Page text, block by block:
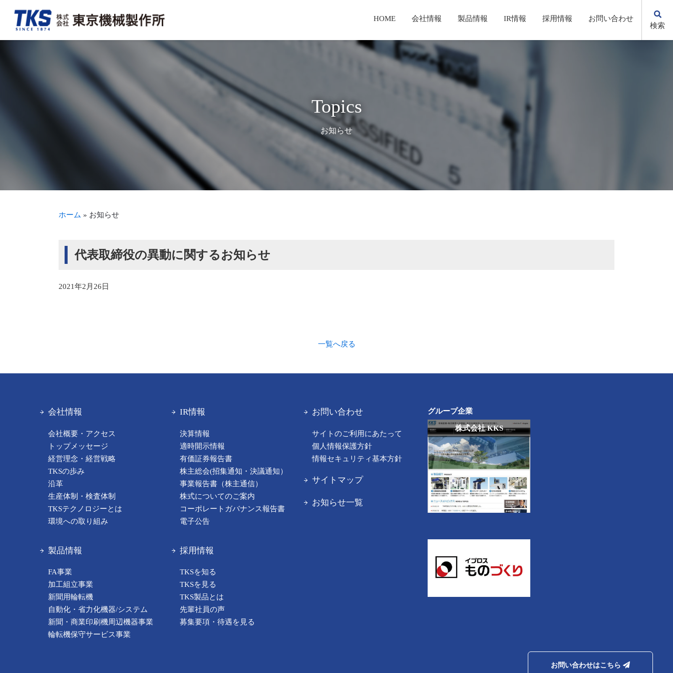
HOME 会社情報
会社概要・アクセス トップメッセージ TKSの歩み
生産体制・検査体制 環境への取り組み
製品情報
加工組立事業 自動化・省力化機器/システム
新聞・商業印刷機周辺機器事業 輪転機保守サービス事業
IR情報
決算情報 適時開示情報 株主総会(招集通知・決議通知）
事業報告書（株主通信） 株式についてのご案内 電子公告
採用情報
TKSを知る TKSを見る 先輩社員の声
募集要項・待遇を見る
お問い合わせ
検索
Topics
お知らせ
ホーム » お知らせ
代表取締役の異動に関するお知らせ
2021年2月26日
一覧へ戻る
会社情報
会社概要・アクセス
トップメッセージ
経営理念・経営戦略
TKSの歩み
沿革
生産体制・検査体制
TKSテクノロジーとは
環境への取り組み
IR情報
決算情報
適時開示情報
有価証券報告書
株主総会(招集通知・決議通知）
事業報告書（株主通信）
株式についてのご案内
コーポレートガバナンス報告書
電子公告
お問い合わせ
サイトのご利用にあたって
個人情報保護方針
情報セキュリティ基本方針
サイトマップ
お知らせ一覧
製品情報
FA事業
加工組立事業
新聞用輪転機
自動化・省力化機器/システム
新聞・商業印刷機周辺機器事業
輪転機保守サービス事業
採用情報
TKSを知る
TKSを見る
TKS製品とは
先輩社員の声
募集要項・待遇を見る
グループ企業
株式会社 KKS
お問い合わせはこちら